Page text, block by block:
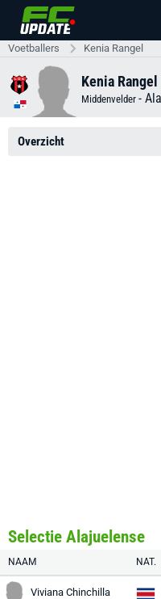
Voetballers Kenia Rangel
Kenia Rangel
Middenvelder -
Overzicht
Selectie Alajuelense
NAAM NAT.
Viviana Chinchilla